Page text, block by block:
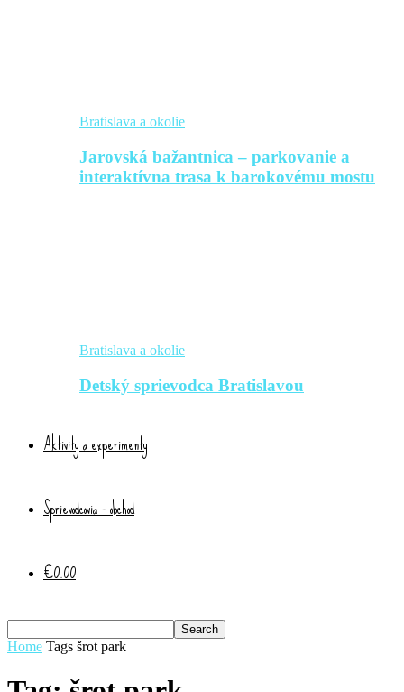
Bratislava a okolie
Jarovská bažantnica – parkovanie a
interaktívna trasa k barokovému mostu
Bratislava a okolie
Detský sprievodca Bratislavou
Aktivity a experimenty
Sprievodcovia – obchod
€0.00
Home Tags šrot park